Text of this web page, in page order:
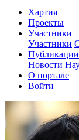
Хартия
Проекты
Участники
Участники
Публикации
Новости
О портале
Войти